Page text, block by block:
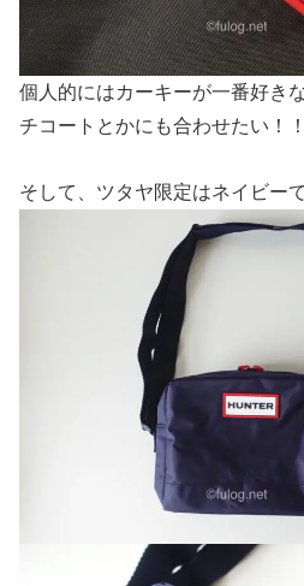
個人的にはカーキーが一番好き
チコートとかにも合わせたい！！
そして、ツタヤ限定はネイビー